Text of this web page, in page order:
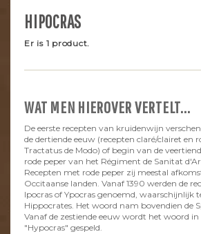
HIPOCRAS
Er is 1 product.
WAT MEN HIEROVER VERTELT...
De eerste recepten van kruidenwijn
de dertiende eeuw (recepten claré/clairet en
Tractatus de Modo) of begin van de
rode peper van het Régiment de Sanitat
Recepten met rode peper zij meestal
Occitaanse landen. Vanaf 1390 werden de
Ipocras of Ypocras genoemd, waarschijnlijk
Hippocrates. Het woord nam bovendien de
Vanaf de zestiende eeuw wordt het woord in
"Hypocras" gespeld.